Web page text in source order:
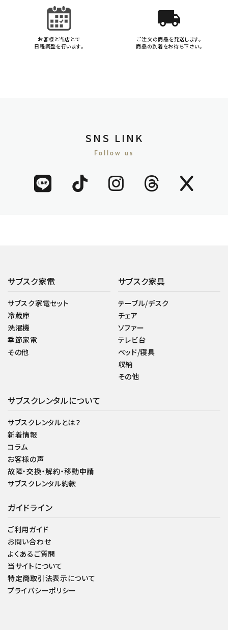
お客様と当店とで
日程調整を行います。
local_shipping
ご注文の商品を発送します。
商品の到着をお待ち下さい。
SNS LINK
Follow us
サブスク家電
サブスク家電セット
冷蔵庫
洗濯機
季節家電
その他
サブスク家具
テーブル/デスク
チェア
ソファー
テレビ台
ベッド/寝具
収納
その他
サブスクレンタルについて
サブスクレンタルとは？
新着情報
コラム
お客様の声
故障・交換・解約・移動申請
サブスクレンタル約款
ガイドライン
ご利用ガイド
お問い合わせ
よくあるご質問
当サイトについて
特定商取引法表示について
プライバシーポリシー